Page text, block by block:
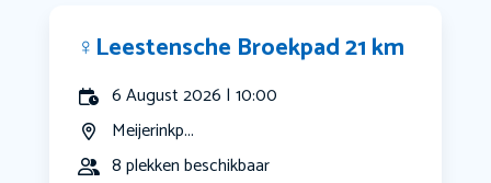
‍♀️Leestensche Broekpad 21 km
6 August 2026 | 10:00
Meijerinkp...
8 plekken beschikbaar